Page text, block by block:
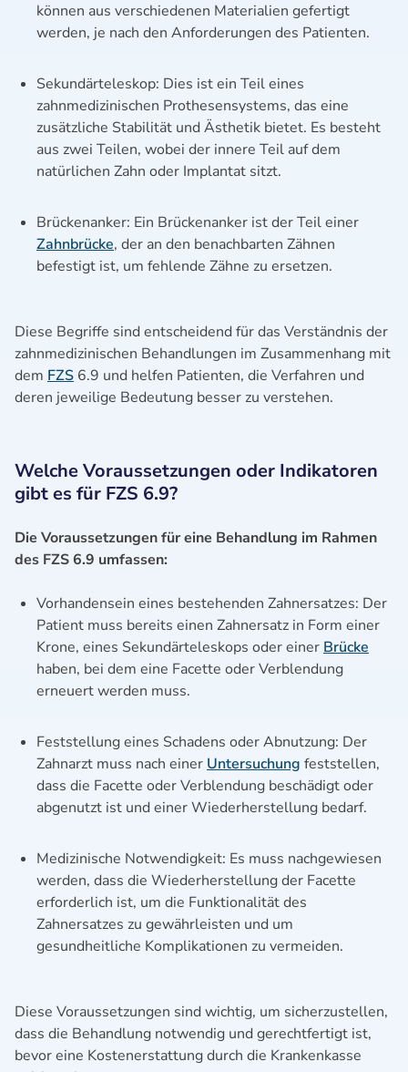
können aus verschiedenen Materialien gefertigt
werden, je nach den Anforderungen des Patienten.
Sekundärteleskop: Dies ist ein Teil eines
zahnmedizinischen Prothesensystems, das eine
zusätzliche Stabilität und Ästhetik bietet. Es besteht
aus zwei Teilen, wobei der innere Teil auf dem
natürlichen Zahn oder Implantat sitzt.
Brückenanker: Ein Brückenanker ist der Teil einer
Zahnbrücke, der an den benachbarten Zähnen
befestigt ist, um fehlende Zähne zu ersetzen.
Diese Begriffe sind entscheidend für das Verständnis der
zahnmedizinischen Behandlungen im Zusammenhang mit
dem FZS 6.9 und helfen Patienten, die Verfahren und
deren jeweilige Bedeutung besser zu verstehen.
Welche Voraussetzungen oder Indikatoren
gibt es für FZS 6.9?
Die Voraussetzungen für eine Behandlung im Rahmen
des FZS 6.9 umfassen:
Vorhandensein eines bestehenden Zahnersatzes: Der
Patient muss bereits einen Zahnersatz in Form einer
Krone, eines Sekundärteleskops oder einer Brücke
haben, bei dem eine Facette oder Verblendung
erneuert werden muss.
Feststellung eines Schadens oder Abnutzung: Der
Zahnarzt muss nach einer Untersuchung feststellen,
dass die Facette oder Verblendung beschädigt oder
abgenutzt ist und einer Wiederherstellung bedarf.
Medizinische Notwendigkeit: Es muss nachgewiesen
werden, dass die Wiederherstellung der Facette
erforderlich ist, um die Funktionalität des
Zahnersatzes zu gewährleisten und um
gesundheitliche Komplikationen zu vermeiden.
Diese Voraussetzungen sind wichtig, um sicherzustellen,
dass die Behandlung notwendig und gerechtfertigt ist,
bevor eine Kostenerstattung durch die Krankenkasse